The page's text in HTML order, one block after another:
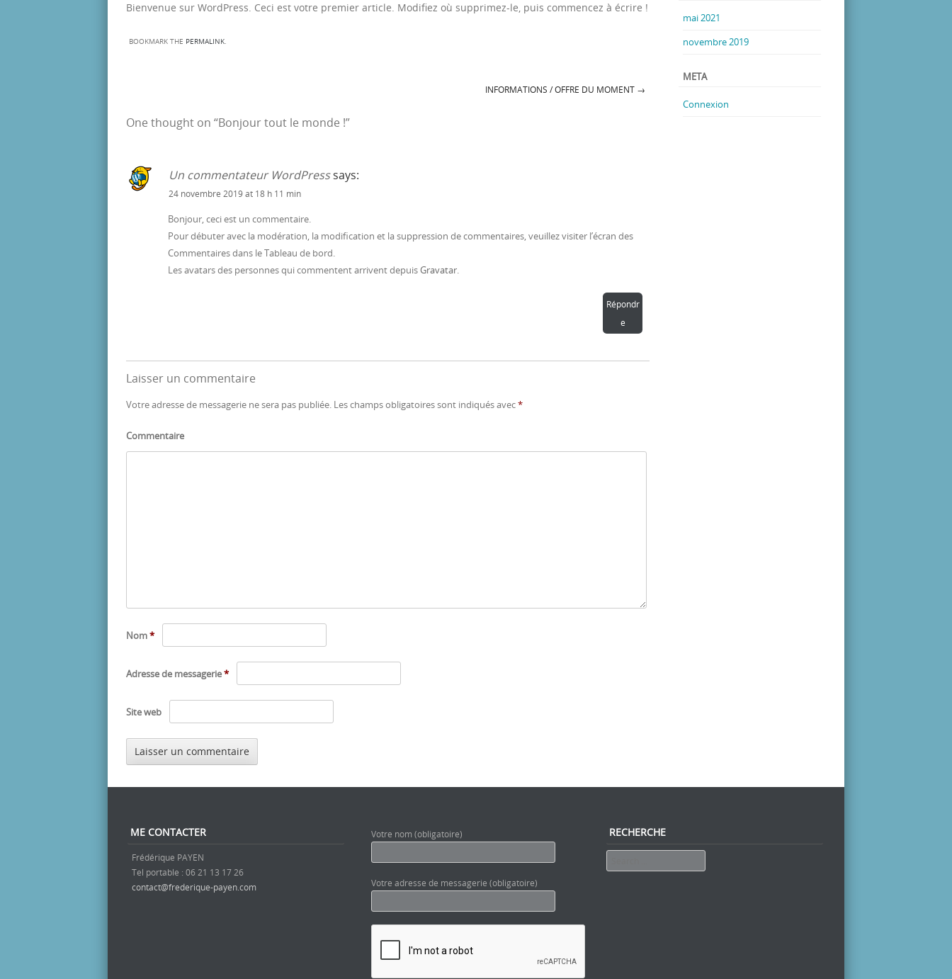
Bienvenue sur WordPress. Ceci est votre premier article. Modifiez où supprimez-le, puis commencez à écrire !
BOOKMARK THE PERMALINK.
Post navigation
INFORMATIONS / OFFRE DU MOMENT →
One thought on “Bonjour tout le monde !”
Un commentateur WordPress says:
24 novembre 2019 at 18 h 11 min
Bonjour, ceci est un commentaire.
Pour débuter avec la modération, la modification et la suppression de commentaires, veuillez visiter l’écran des
Commentaires dans le Tableau de bord.
Les avatars des personnes qui commentent arrivent depuisGravatar.
Répondr
e
Laisser un commentaire
Votre adresse de messagerie ne sera pas publiée. Les champs obligatoires sont indiqués avec*
Commentaire
Nom*
Adresse de messagerie*
Site web
mai 2021
novembre 2019
META
Connexion
ME CONTACTER
Frédérique PAYEN
Tel portable : 06 21 13 17 26
contact@frederique-payen.com
Votre nom (obligatoire)
Votre adresse de messagerie (obligatoire)
RECHERCHE